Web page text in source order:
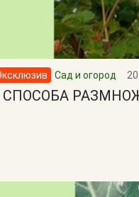
Сад и огород
СПОСОБА